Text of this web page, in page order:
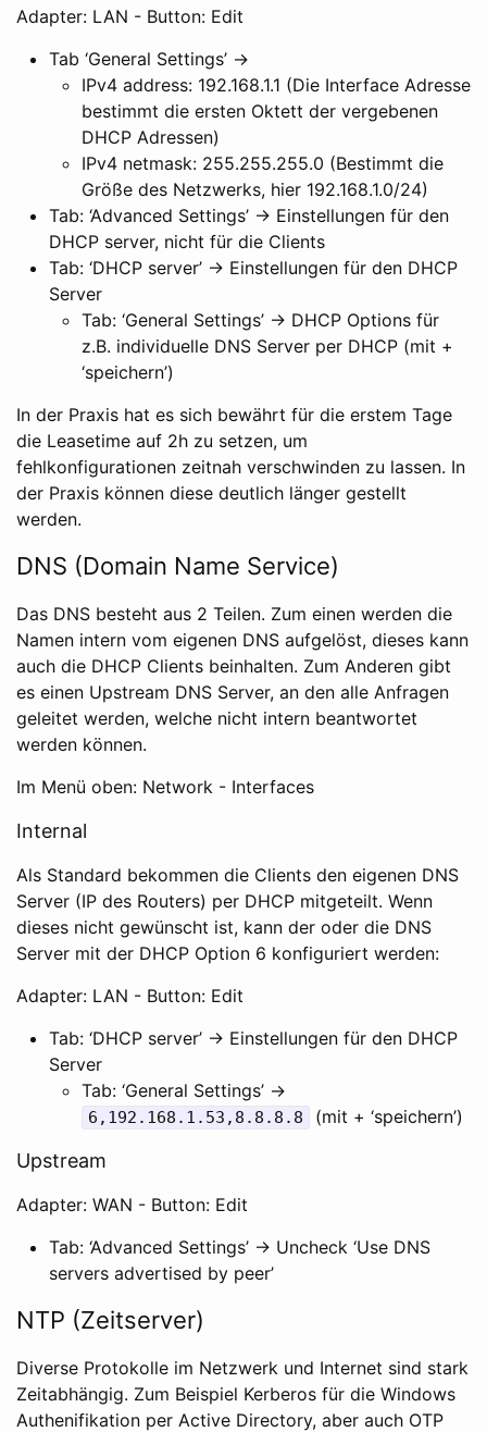
Adapter: LAN - Button: Edit
Tab ‘General Settings’ ->
IPv4 address: 192.168.1.1 (Die Interface Adresse
bestimmt die ersten Oktett der vergebenen
DHCP Adressen)
IPv4 netmask: 255.255.255.0 (Bestimmt die
Größe des Netzwerks, hier 192.168.1.0/24)
Tab: ‘Advanced Settings’ -> Einstellungen für den
DHCP server, nicht für die Clients
Tab: ‘DHCP server’ -> Einstellungen für den DHCP
Server
Tab: ‘General Settings’ -> DHCP Options für
z.B. individuelle DNS Server per DHCP (mit +
‘speichern’)
In der Praxis hat es sich bewährt für die erstem Tage
die Leasetime auf 2h zu setzen, um
fehlkonfigurationen zeitnah verschwinden zu lassen. In
der Praxis können diese deutlich länger gestellt
werden.
DNS (Domain Name Service)
Das DNS besteht aus 2 Teilen. Zum einen werden die
Namen intern vom eigenen DNS aufgelöst, dieses kann
auch die DHCP Clients beinhalten. Zum Anderen gibt
es einen Upstream DNS Server, an den alle Anfragen
geleitet werden, welche nicht intern beantwortet
werden können.
Im Menü oben: Network - Interfaces
Internal
Als Standard bekommen die Clients den eigenen DNS
Server (IP des Routers) per DHCP mitgeteilt. Wenn
dieses nicht gewünscht ist, kann der oder die DNS
Server mit der DHCP Option 6 konfiguriert werden:
Adapter: LAN - Button: Edit
Tab: ‘DHCP server’ -> Einstellungen für den DHCP
Server
Tab: ‘General Settings’ ->
6,192.168.1.53,8.8.8.8 (mit + ‘speichern’)
Upstream
Adapter: WAN - Button: Edit
Tab: ‘Advanced Settings’ -> Uncheck ‘Use DNS
servers advertised by peer’
NTP (Zeitserver)
Diverse Protokolle im Netzwerk und Internet sind stark
Zeitabhängig. Zum Beispiel Kerberos für die Windows
Authenifikation per Active Directory, aber auch OTP